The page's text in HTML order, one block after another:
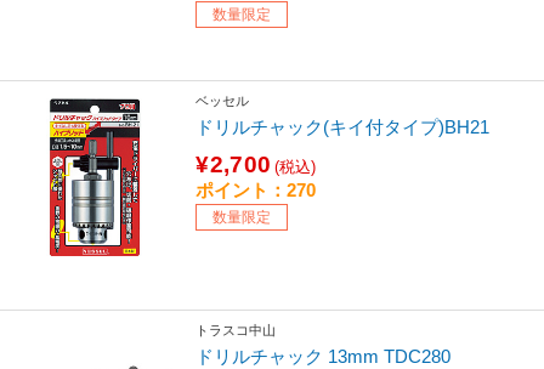
数量限定
ベッセル
ドリルチャック(キイ付タイプ)BH21
¥2,700 (税込)
ポイント：270
数量限定
トラスコ中山
ドリルチャック 13mm TDC280